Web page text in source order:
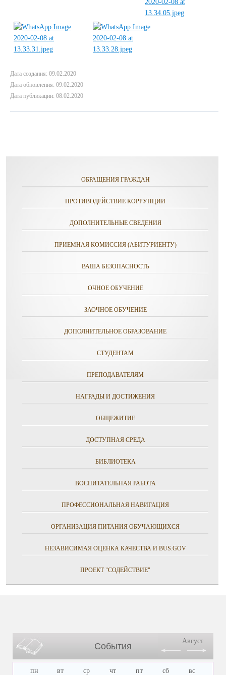
Дата создания: 09.02.2020
Дата обновления: 09.02.2020
Дата публикации: 08.02.2020
ОБРАЩЕНИЯ ГРАЖДАН
ПРОТИВОДЕЙСТВИЕ КОРРУПЦИИ
ДОПОЛНИТЕЛЬНЫЕ СВЕДЕНИЯ
ПРИЕМНАЯ КОМИССИЯ (АБИТУРИЕНТУ)
ВАША БЕЗОПАСНОСТЬ
ОЧНОЕ ОБУЧЕНИЕ
ЗАОЧНОЕ ОБУЧЕНИЕ
ДОПОЛНИТЕЛЬНОЕ ОБРАЗОВАНИЕ
СТУДЕНТАМ
ПРЕПОДАВАТЕЛЯМ
НАГРАДЫ И ДОСТИЖЕНИЯ
ОБЩЕЖИТИЕ
ДОСТУПНАЯ СРЕДА
БИБЛИОТЕКА
ВОСПИТАТЕЛЬНАЯ РАБОТА
ПРОФЕССИОНАЛЬНАЯ НАВИГАЦИЯ
ОРГАНИЗАЦИЯ ПИТАНИЯ ОБУЧАЮЩИХСЯ
НЕЗАВИСИМАЯ ОЦЕНКА КАЧЕСТВА И BUS.GOV
ПРОЕКТ "СОДЕЙСТВИЕ"
События
Август
пн вт ср чт пт сб вс